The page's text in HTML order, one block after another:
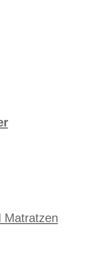
Matratzen